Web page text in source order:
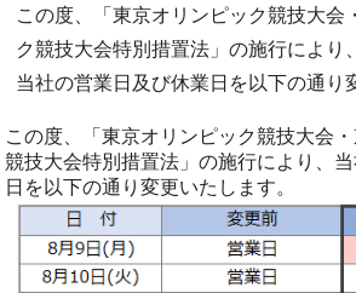
この度、「東京オリンピック競技大会
ク競技大会特別措置法」の施行により、
当社の営業日及び休業日を以下の通り
この度、「東京オリンピック競技大会
競技大会特別措置法」の施行により、
日を以下の通り変更いたします。